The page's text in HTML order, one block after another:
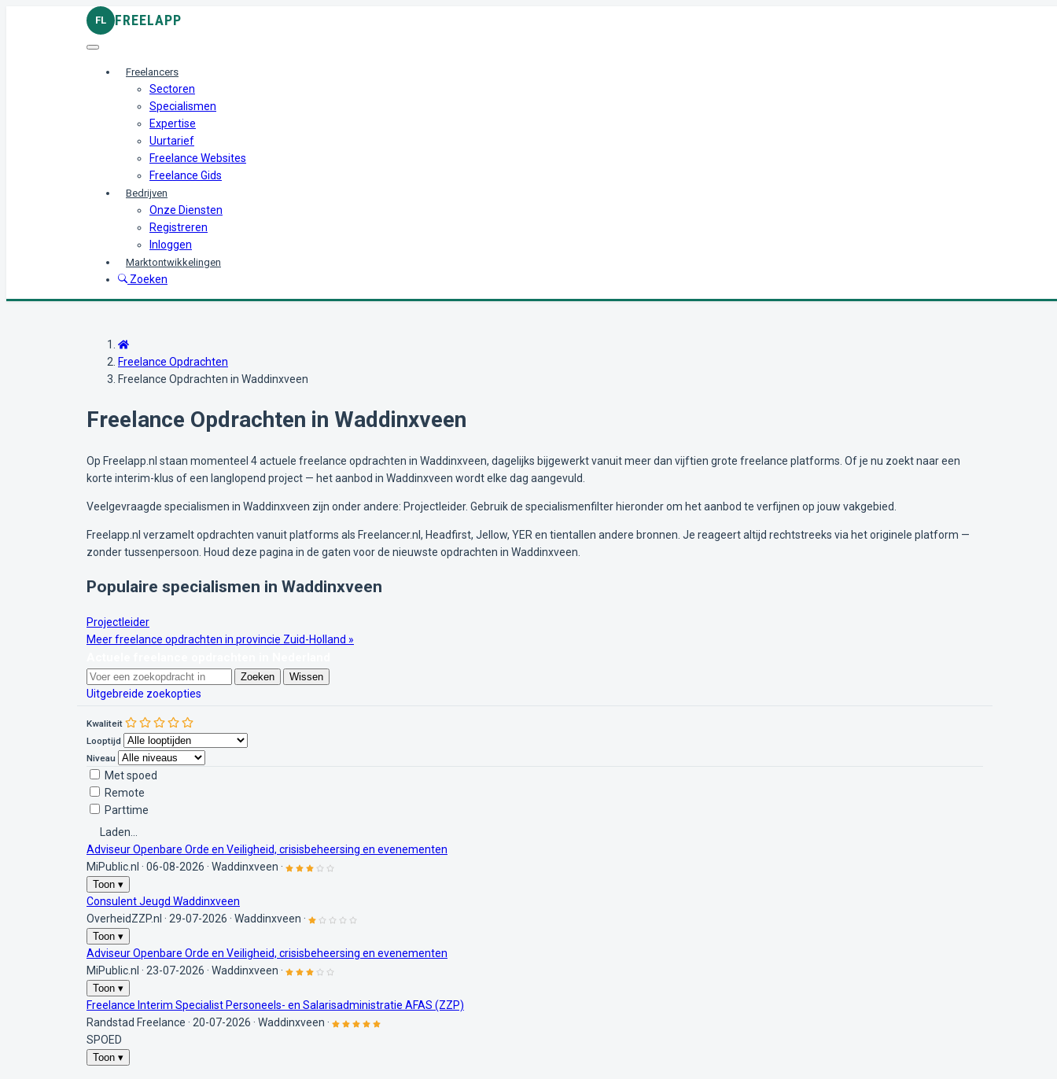
FL FREELAPP
Freelancers
Sectoren
Specialismen
Expertise
Uurtarief
Freelance Websites
Freelance Gids
Bedrijven
Onze Diensten
Registreren
Inloggen
Marktontwikkelingen
Zoeken
Freelance Opdrachten
Freelance Opdrachten in Waddinxveen
Freelance Opdrachten in Waddinxveen
Op Freelapp.nl staan momenteel 4 actuele freelance opdrachten in Waddinxveen, dagelijks bijgewerkt vanuit meer dan vijftien grote freelance platforms. Of je nu zoekt naar een
korte interim-klus of een langlopend project — het aanbod in Waddinxveen wordt elke dag aangevuld.
Veelgevraagde specialismen in Waddinxveen zijn onder andere: Projectleider. Gebruik de specialismenfilter hieronder om het aanbod te verfijnen op jouw vakgebied.
Freelapp.nl verzamelt opdrachten vanuit platforms als Freelancer.nl, Headfirst, Jellow, YER en tientallen andere bronnen. Je reageert altijd rechtstreeks via het originele platform —
zonder tussenpersoon. Houd deze pagina in de gaten voor de nieuwste opdrachten in Waddinxveen.
Populaire specialismen in Waddinxveen
Projectleider
Meer freelance opdrachten in provincie Zuid-Holland »
Zoeken Wissen
Uitgebreide zoekopties
Kwaliteit
Looptijd
Niveau
Met spoed
Remote
Parttime
Laden...
Adviseur Openbare Orde en Veiligheid, crisisbeheersing en evenementen
MiPublic.nl · 06-08-2026 · Waddinxveen ·
Toon ▾
Consulent Jeugd Waddinxveen
OverheidZZP.nl · 29-07-2026 · Waddinxveen ·
Toon ▾
Adviseur Openbare Orde en Veiligheid, crisisbeheersing en evenementen
MiPublic.nl · 23-07-2026 · Waddinxveen ·
Toon ▾
Freelance Interim Specialist Personeels- en Salarisadministratie AFAS (ZZP)
Randstad Freelance · 20-07-2026 · Waddinxveen ·
SPOED
Toon ▾